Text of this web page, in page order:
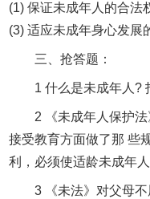
(1) 保证未成年人的合法
(3) 适应未成年身心发展
三、抢答题：
1 什么是未成年人?
2 《未成年人保护
接受教育方面做了那 些
利，必须使适龄未成年
3 《未法》对父母